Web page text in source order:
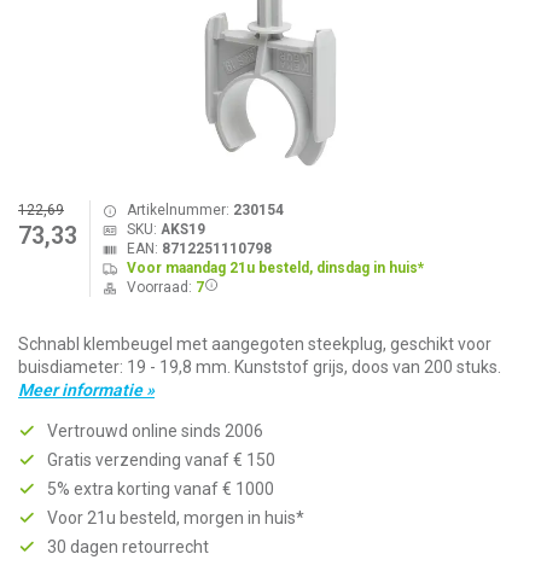
122,69
73,33
Artikelnummer: 230154
SKU: AKS19
EAN: 8712251110798
Voor maandag 21u besteld, dinsdag in huis*
Voorraad: 7
Schnabl klembeugel met aangegoten steekplug, geschikt voor
buisdiameter: 19 - 19,8 mm. Kunststof grijs, doos van 200 stuks.
Meer informatie »
Vertrouwd online sinds 2006
Gratis verzending vanaf € 150
5% extra korting vanaf € 1000
Voor 21u besteld, morgen in huis*
30 dagen retourrecht